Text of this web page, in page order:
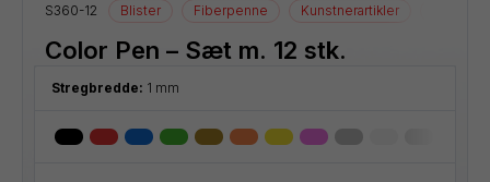
S360-12 Blister Fiberpenne Kunstnerartikler
Color Pen – Sæt m. 12 stk.
Stregbredde: 1 mm